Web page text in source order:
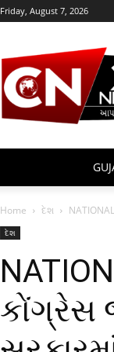
Friday, August 7, 2026
Home દેશ
દેશ
કોંગ્રેસ